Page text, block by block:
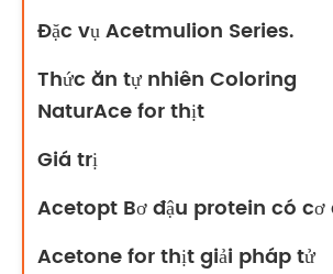
Đặc vụ Acetmulion Series.
Thức ăn tự nhiên Coloring
NaturAce for thịt
Giá trị
Acetopt Bơ đậu protein có cơ
Acetone for thịt giải pháp tử